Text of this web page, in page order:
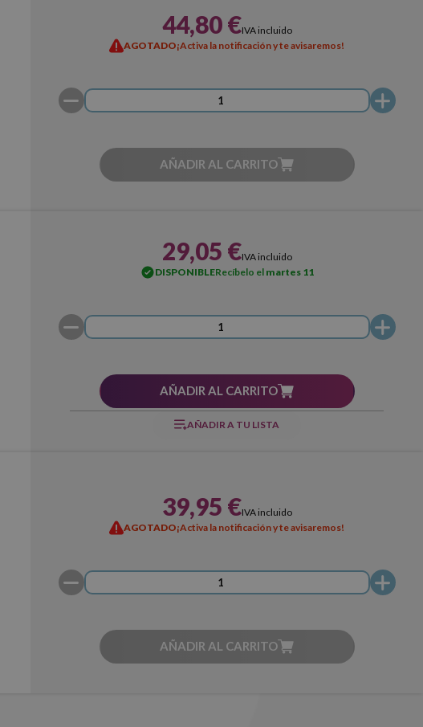
44,80 €IVA incluido
AGOTADO¡Activa la notificación y te avisaremos!
AÑADIR AL CARRITO
29,05 €IVA incluido
DISPONIBLERecíbelo el martes 11
AÑADIR AL CARRITO
AÑADIR A TU LISTA
39,95 €IVA incluido
AGOTADO¡Activa la notificación y te avisaremos!
AÑADIR AL CARRITO